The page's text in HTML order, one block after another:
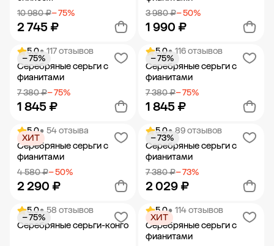
10 980 ₽− 75%
2 745 ₽
Добавить в корзину
3 980 ₽− 50%
1 990 ₽
Добавить в корзину
5.0• 117 отзывов
Серебряные серьги с
фианитами
7 380 ₽− 75%
1 845 ₽
− 75%
Добавить в корзину
5.0• 116 отзывов
Серебряные серьги с
фианитами
7 380 ₽− 75%
1 845 ₽
− 75%
Добавить в корзину
5.0• 54 отзыва
Серебряные серьги с
фианитами
4 580 ₽− 50%
2 290 ₽
ХИТ
Добавить в корзину
5.0• 89 отзывов
Серебряные серьги с
фианитами
7 380 ₽− 73%
2 029 ₽
− 73%
Добавить в корзину
5.0• 58 отзывов
Серебряные серьги-конго
− 75%
5.0• 114 отзывов
Серебряные серьги с
фианитами
ХИТ